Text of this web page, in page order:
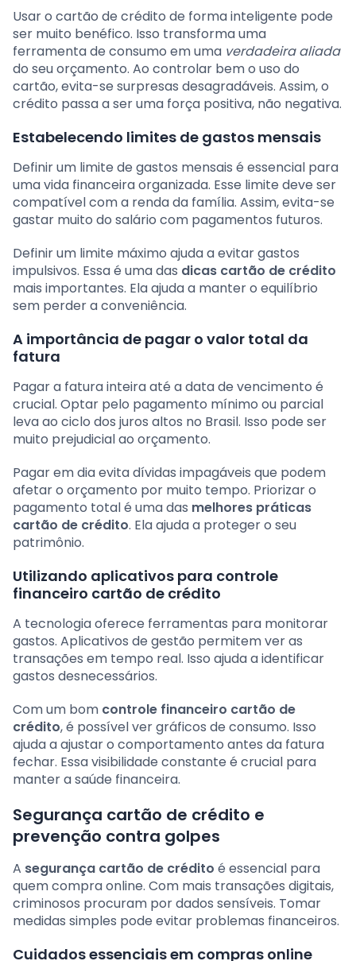
Usar o cartão de crédito de forma inteligente pode
ser muito benéfico. Isso transforma uma
ferramenta de consumo em uma verdadeira aliada
do seu orçamento. Ao controlar bem o uso do
cartão, evita-se surpresas desagradáveis. Assim, o
crédito passa a ser uma força positiva, não negativa.
Estabelecendo limites de gastos mensais
Definir um limite de gastos mensais é essencial para
uma vida financeira organizada. Esse limite deve ser
compatível com a renda da família. Assim, evita-se
gastar muito do salário com pagamentos futuros.
Definir um limite máximo ajuda a evitar gastos
impulsivos. Essa é uma das dicas cartão de crédito
mais importantes. Ela ajuda a manter o equilíbrio
sem perder a conveniência.
A importância de pagar o valor total da
fatura
Pagar a fatura inteira até a data de vencimento é
crucial. Optar pelo pagamento mínimo ou parcial
leva ao ciclo dos juros altos no Brasil. Isso pode ser
muito prejudicial ao orçamento.
Pagar em dia evita dívidas impagáveis que podem
afetar o orçamento por muito tempo. Priorizar o
pagamento total é uma das melhores práticas
cartão de crédito. Ela ajuda a proteger o seu
patrimônio.
Utilizando aplicativos para controle
financeiro cartão de crédito
A tecnologia oferece ferramentas para monitorar
gastos. Aplicativos de gestão permitem ver as
transações em tempo real. Isso ajuda a identificar
gastos desnecessários.
Com um bom controle financeiro cartão de
crédito, é possível ver gráficos de consumo. Isso
ajuda a ajustar o comportamento antes da fatura
fechar. Essa visibilidade constante é crucial para
manter a saúde financeira.
Segurança cartão de crédito e
prevenção contra golpes
A segurança cartão de crédito é essencial para
quem compra online. Com mais transações digitais,
criminosos procuram por dados sensíveis. Tomar
medidas simples pode evitar problemas financeiros.
Cuidados essenciais em compras online